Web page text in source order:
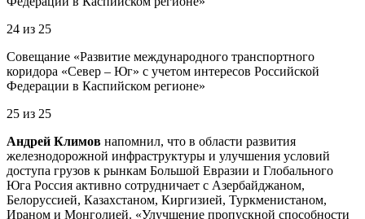
24 из 25
Совещание «Развитие международного транспортного
коридора «Север – Юг» с учетом интересов Российской
Федерации в Каспийском регионе»
25 из 25
Андрей Климов напомнил, что в области развития
железнодорожной инфраструктуры и улучшения условий
доступа грузов к рынкам Большой Евразии и Глобального
Юга Россия активно сотрудничает с Азербайджаном,
Белоруссией, Казахстаном, Киргизией, Туркменистаном,
Ираном и Монголией. «Улучшение пропускной способности